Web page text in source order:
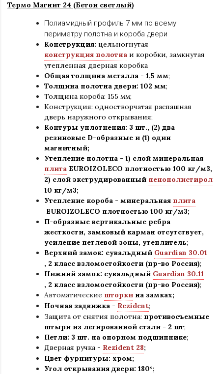
Термо Магнит 24 (Бетон светлый)
Полиамидный профиль 7 мм по всему
периметру полотна и короба двери
Конструкция: цельногнутая
конструкция полотна и коробки, замкнутая
утепленная дверная коробка
Общая толщина металла - 1,5 мм;
Толщина полотна двери: 102 мм;
Толщина короба: 155 мм;
Конструкция: одностворчатая распашная
дверь наружного открывания;
Контуры уплотнения: 3 шт., (2) два
резиновые D-образные и (1) один
магнитный;
Утепление полотна - 1) слой минеральная
плита EUROIZOLECO плотностью 100 кг/м3,
2) слой экструдированный пенополистирол
10 кг/м3;
Утепление короба - минеральная плита
EUROIZOLECO плотностью 100 кг/м3;
П-образные вертикальные ребра
жесткости, замковый карман отсутствует,
усиление петлевой зоны, утеплитель;
Верхний замок: сувальдный Guardian 30.01
, 2 класс взломостойкости (пр-во Россия);
Нижний замок: сувальдный Guardian 30.11
, 2 класс взломостойкости (пр-во Россия);
Автоматические шторки на замках;
Ночная задвижка - Rezident;
Защита от снятия полотна: противосъемные
штыри из легированной стали - 2 шт;
Петли: 3 шт. на опорном подшипнике;
Дверная ручка - Rezident 28;
Цвет фурнитуры: хром;
Угол открывания двери: 180°;